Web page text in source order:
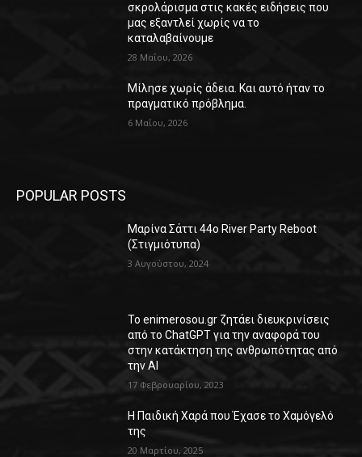
σκρολάρισμα στις κακές ειδήσεις που
μας εξαντλεί χωρίς να το
καταλαβαίνουμε
28 Μαΐου, 2026
Μίλησε χωρίς άδεια. Και αυτό ήταν το
πραγματικό πρόβλημα.
6 Μαΐου, 2026
POPULAR POSTS
Μαρίνα Σάττι 44o River Party Reboot
(Στιγμιότυπα)
3 Αυγούστου, 2024
Το enimerosou.gr ζητάει διευκρινίσεις
από το ChatGPT για την αναφορά του
στην κατάκτηση της ανθρωπότητας από
την AI
17 Φεβρουαρίου, 2023
Η Παιδική Χαρά που Έχασε το Χαμόγελό
της
20 Μαρτίου, 2025